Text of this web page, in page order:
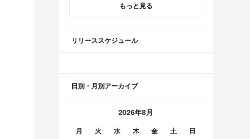
もっと見る
リリーススケジュール
日別・月別アーカイブ
2026年8月
月 火 水 木 金 土 日